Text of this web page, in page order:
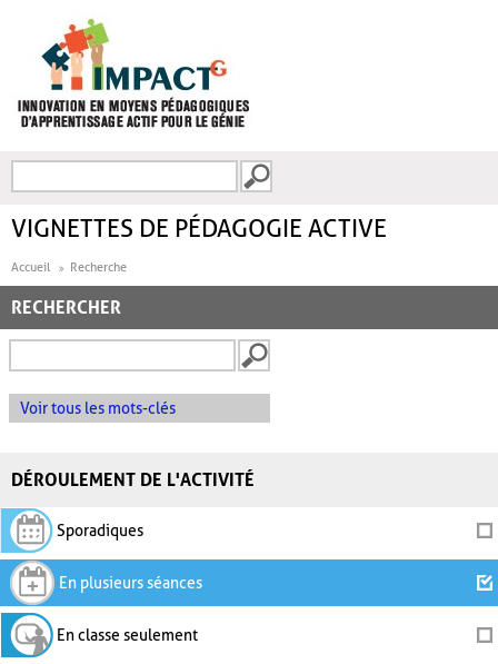
FORMULAIRE DE
VIGNETTES DE PÉDAGOGIE ACTIVE
Accueil Recherche
RECHERCHER
Voir tous les mots-clés
DÉROULEMENT DE L'ACTIVITÉ
Sporadiques
En plusieurs séances
En classe seulement